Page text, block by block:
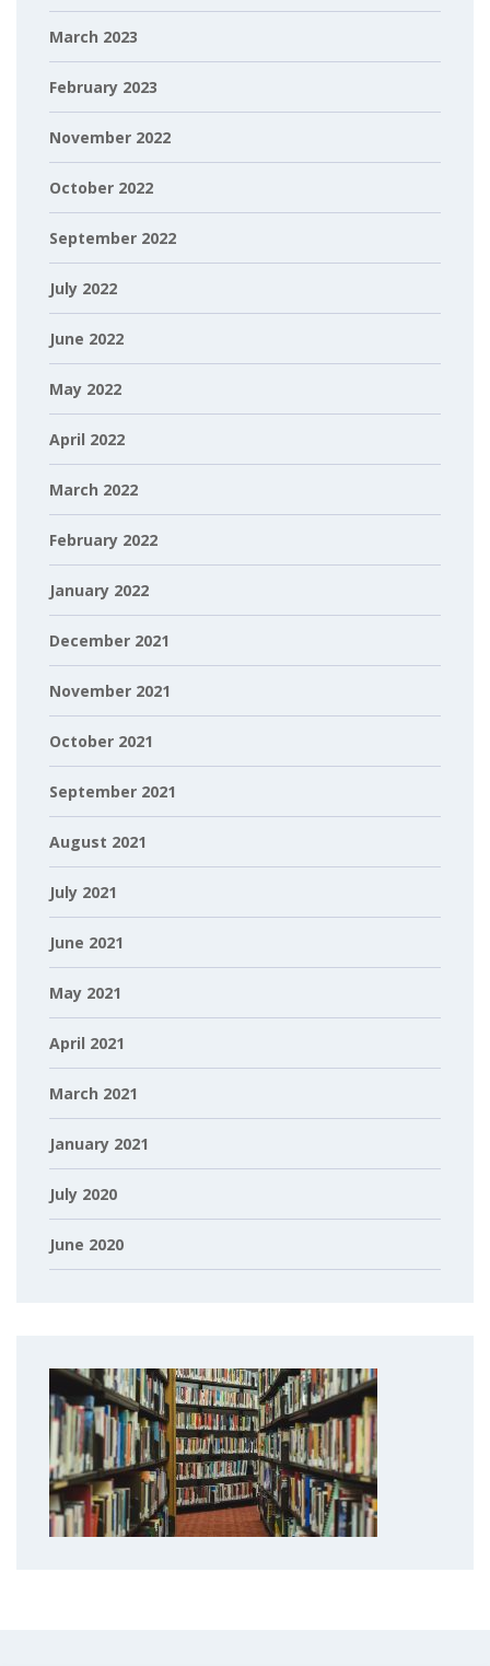
March 2023
February 2023
November 2022
October 2022
September 2022
July 2022
June 2022
May 2022
April 2022
March 2022
February 2022
January 2022
December 2021
November 2021
October 2021
September 2021
August 2021
July 2021
June 2021
May 2021
April 2021
March 2021
January 2021
July 2020
June 2020